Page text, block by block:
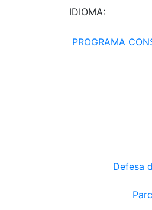
IDIOMA:
PROGRAMA
Defesa